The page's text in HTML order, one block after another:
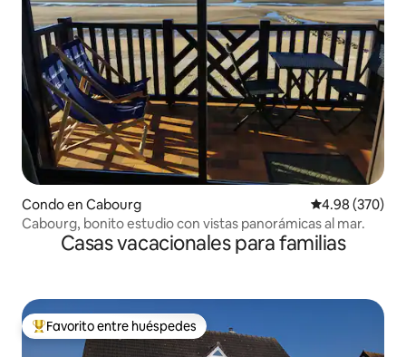
Condo en Cabourg Calificación
4.98 (370)
Cabourg, bonito estudio con vistas panorámicas al mar.
Casas vacacionales para familias
Favorito entre huéspedes preferido
Favorito entre huéspedes